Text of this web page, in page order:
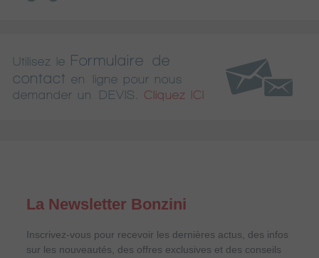
Utilisez le Formulaire de
contact en ligne pour nous
demander un DEVIS.
Cliquez ICI
La Newsletter Bonzini
Inscrivez-vous pour recevoir les dernières actus, des infos
sur les nouveautés, des offres exclusives et des conseils